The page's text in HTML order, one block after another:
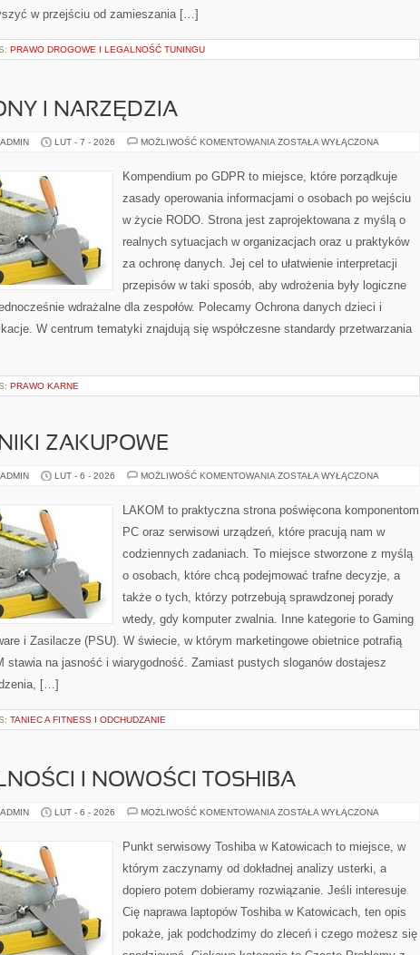
w przejściu od zamieszania […]
PRAWO DROGOWE I LEGALNOŚĆ TUNINGU
I NARZĘDZIA
LUT - 7 - 2026 MOŻLIWOŚĆ KOMENTOWANIA SZABLONY
ZOSTAŁA WYŁĄCZONA
Kompendium po GDPR to miejsce, które porządkuje
zasady operowania informacjami o osobach po wejściu
w życie RODO. Strona jest zaprojektowana z myślą o
realnych sytuacjach w organizacjach oraz u praktyków
za ochronę danych. Jej cel to ułatwienie interpretacji
przepisów w taki sposób, aby wdrożenia były logiczne
wdrażalne dla zespołów. Polecamy Ochrona danych dzieci i
W centrum tematyki znajdują się współczesne standardy przetwarzania
PRAWO KARNE
ZAKUPOWE
LUT - 6 - 2026 MOŻLIWOŚĆ KOMENTOWANIA PORADNIKI
ZOSTAŁA WYŁĄCZONA
LAKOM to praktyczna strona poświęcona komponentom
PC oraz serwisowi urządzeń, które pracują nam w
codziennych zadaniach. To miejsce stworzone z myślą
o osobach, które chcą podejmować trafne decyzje, a
także o tych, którzy potrzebują sprawdzonej porady
wtedy, gdy komputer zwalnia. Inne kategorie to Gaming
i Zasilacze (PSU). W świecie, w którym marketingowe obietnice potrafią
stawia na jasność i wiarygodność. Zamiast pustych sloganów dostajesz
[…]
TANIEC A FITNESS I ODCHUDZANIE
I NOWOŚCI TOSHIBA
LUT - 6 - 2026 MOŻLIWOŚĆ KOMENTOWANIA AKTUALNOŚCI
TOSHIBA
ZOSTAŁA WYŁĄCZONA
Punkt serwisowy Toshiba w Katowicach to miejsce, w
którym zaczynamy od dokładnej analizy usterki, a
dopiero potem dobieramy rozwiązanie. Jeśli interesuje
Cię naprawa laptopów Toshiba w Katowicach, ten opis
pokaże, jak podchodzimy do zleceń i czego możesz się